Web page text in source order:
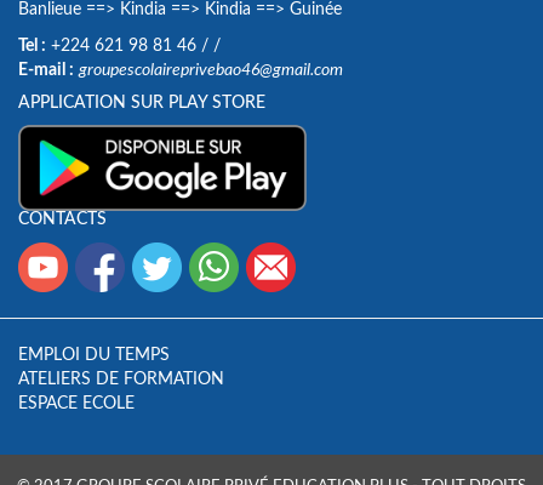
Banlieue ==> Kindia ==> Kindia ==> Guinée
Tel : +224 621 98 81 46 / /
E-mail : groupescolaireprivebao46@gmail.com
APPLICATION SUR PLAY STORE
CONTACTS
EMPLOI DU TEMPS
ATELIERS DE FORMATION
ESPACE ECOLE